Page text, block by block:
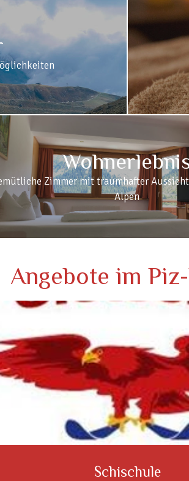
Zimmer mit traumhafter
Alpen
Angebote im
Schischule